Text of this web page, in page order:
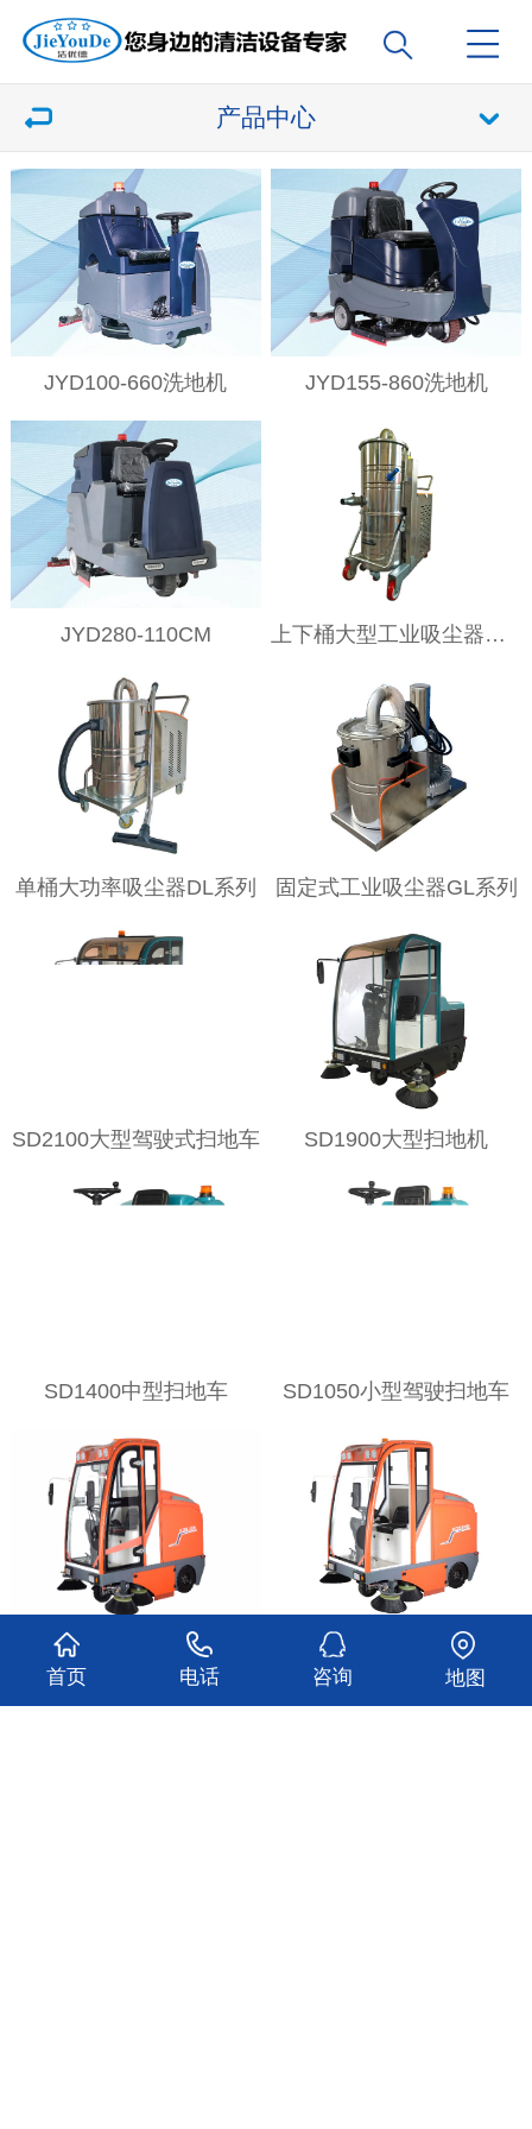
产品中心
JYD100-660洗地机 JYD155-860洗地机
JYD280-110CM 上下桶大型工业吸尘器DG系列
单桶大功率吸尘器DL系列 固定式工业吸尘器GL系列
SD2100大型驾驶式扫地车 SD1900大型扫地机
SD1400中型扫地车 SD1050小型驾驶扫地车
S10大型扫地车 S9四刷驾驶扫地车
首页 电话 咨询 地图